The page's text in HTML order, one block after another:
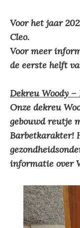
Voor het jaar
Cleo.
Voor meer
de eerste helft
Dekreu Woody
Onze dekreu
gebouwd reutje
Barbetkarakter!
informatie over